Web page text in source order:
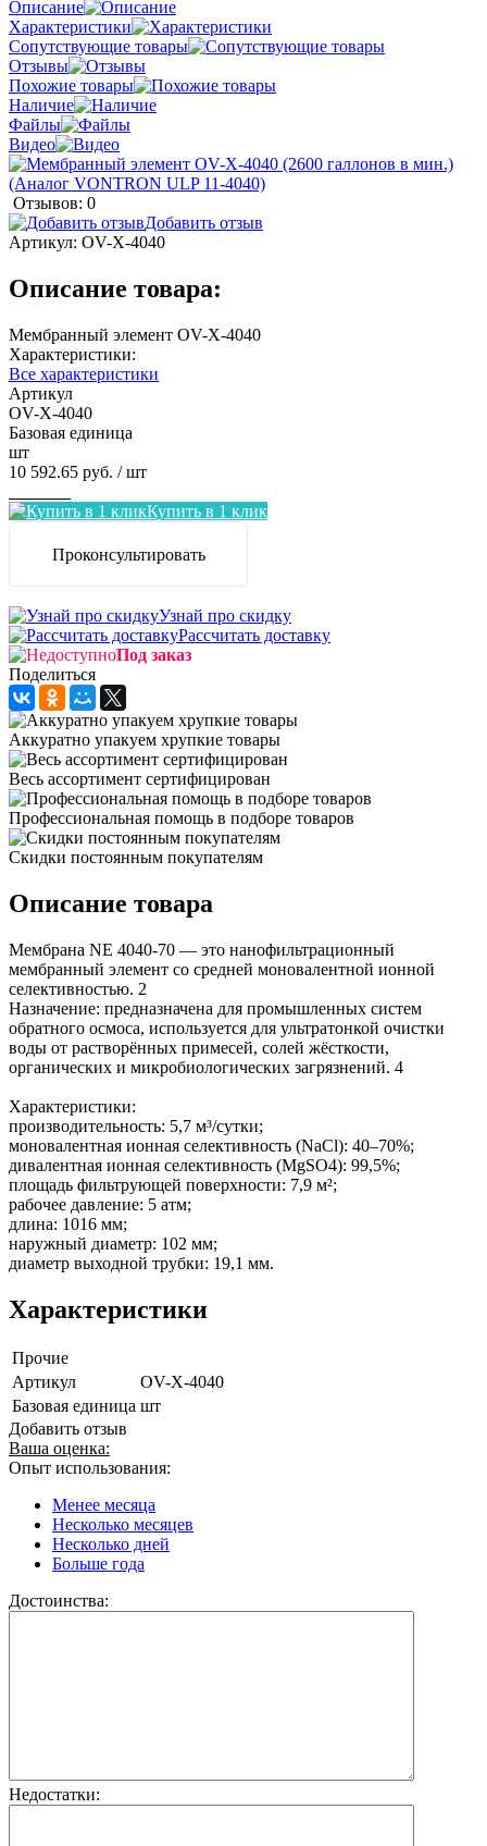
Описание
Характеристики
Сопутствующие товары
Отзывы
Похожие товары
Наличие
Файлы
Видео
Отзывов: 0
Добавить отзыв
Артикул: OV-X-4040
Описание товара:
Мембранный элемент OV-X-4040
Характеристики:
Все характеристики
Артикул
OV-X-4040
Базовая единица
шт
10 592.65 руб. / шт
Купить в 1 клик
Проконсультировать
Узнай про скидку
Рассчитать доставку
Под заказ
Поделиться
Аккуратно упакуем хрупкие товары
Весь ассортимент сертифицирован
Профессиональная помощь в подборе товаров
Скидки постоянным покупателям
Описание товара
Мембрана NE 4040-70 — это нанофильтрационный
мембранный элемент со средней моновалентной ионной
селективностью. 2
Назначение: предназначена для промышленных систем
обратного осмоса, используется для ультратонкой очистки
воды от растворённых примесей, солей жёсткости,
органических и микробиологических загрязнений. 4
Характеристики:
производительность: 5,7 м³/сутки;
моновалентная ионная селективность (NaCl): 40–70%;
дивалентная ионная селективность (MgSO4): 99,5%;
площадь фильтрующей поверхности: 7,9 м²;
рабочее давление: 5 атм;
длина: 1016 мм;
наружный диаметр: 102 мм;
диаметр выходной трубки: 19,1 мм.
Характеристики
Прочие
Артикул
OV-X-4040
Базовая единица шт
Добавить отзыв
Ваша оценка:
Опыт использования:
Менее месяца
Несколько месяцев
Несколько дней
Больше года
Достоинства:
Недостатки: